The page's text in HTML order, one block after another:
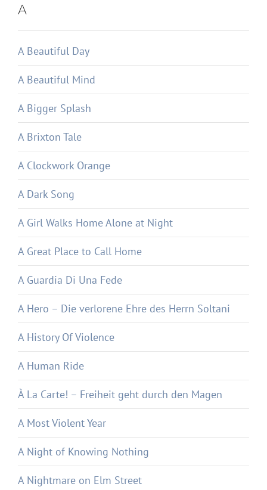
A
A Beautiful Day
A Beautiful Mind
A Bigger Splash
A Brixton Tale
A Clockwork Orange
A Dark Song
A Girl Walks Home Alone at Night
A Great Place to Call Home
A Guardia Di Una Fede
A Hero – Die verlorene Ehre des Herrn Soltani
A History Of Violence
A Human Ride
À La Carte! – Freiheit geht durch den Magen
A Most Violent Year
A Night of Knowing Nothing
A Nightmare on Elm Street